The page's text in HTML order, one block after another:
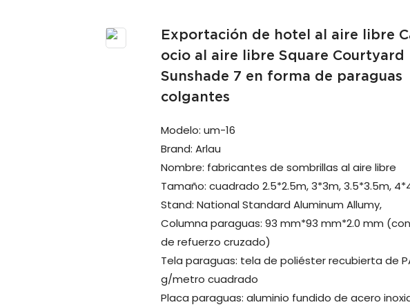
Exportación de hotel al aire libre
ocio al aire libre Square Courtyard
Sunshade 7 en forma de paraguas
colgantes
Modelo: um-16
Brand: Arlau
Nombre: fabricantes de sombrillas al aire libre
Tamaño: cuadrado 2.5*2.5m, 3*3m, 3.5*3.5m,
Stand: National Standard Aluminum Allumy,
Columna paraguas: 93 mm*93 mm*2.0 mm
de refuerzo cruzado)
Tela paraguas: tela de poliéster recubierta de
g/metro cuadrado
Placa paraguas: aluminio fundido de acero